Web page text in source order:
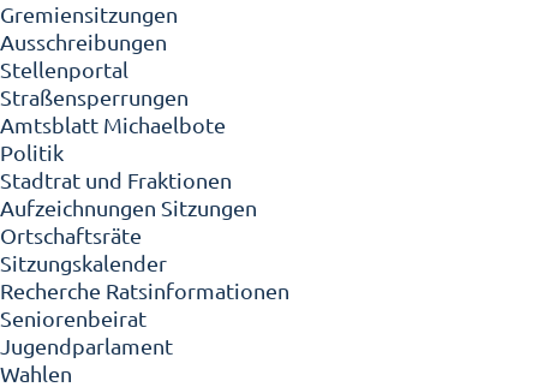
Gremiensitzungen
Ausschreibungen
Stellenportal
Straßensperrungen
Amtsblatt Michaelbote
Politik
Stadtrat und Fraktionen
Aufzeichnungen Sitzungen
Ortschaftsräte
Sitzungskalender
Recherche Ratsinformationen
Seniorenbeirat
Jugendparlament
Wahlen